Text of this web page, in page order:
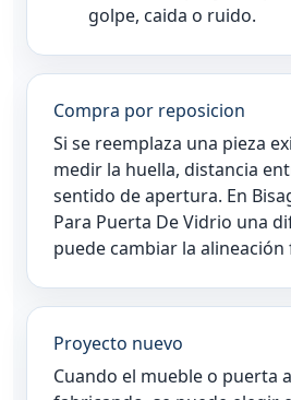
golpe, caida o ruido.
Compra por reposicion
Si se reemplaza una pieza
medir la huella, distancia
sentido de apertura. En
Para Puerta De Vidrio una
puede cambiar la alineación
Proyecto nuevo
Cuando el mueble o puerta